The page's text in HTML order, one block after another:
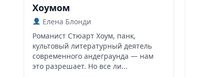
Хоумом
Елена Блонди
Романист Стюарт Хоум, панк,
культовый литературный деятель
современного андеграунда — нам
это разрешает. Но все ли...